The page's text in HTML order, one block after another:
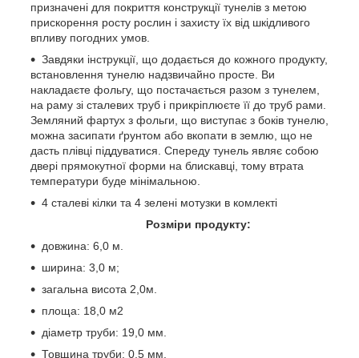
призначені для покриття конструкції тунелів з метою
прискорення росту рослин і захисту їх від шкідливого
впливу погодних умов.
Завдяки інструкції, що додається до кожного продукту,
встановлення тунелю надзвичайно просте. Ви
накладаєте фольгу, що постачається разом з тунелем,
на раму зі сталевих труб і прикріплюєте її до труб рами.
Земляний фартух з фольги, що виступає з боків тунелю,
можна засипати ґрунтом або вкопати в землю, що не
дасть плівці піддуватися. Спереду тунель являє собою
двері прямокутної форми на блискавці, тому втрата
температури буде мінімальною.
4 сталеві кілки та 4 зелені мотузки в комлекті
Розміри продукту:
довжина: 6,0 м.
ширина: 3,0 м;
загальна висота 2,0м.
площа: 18,0 м2
діаметр труби: 19,0 мм.
Товщина труби: 0,5 мм.